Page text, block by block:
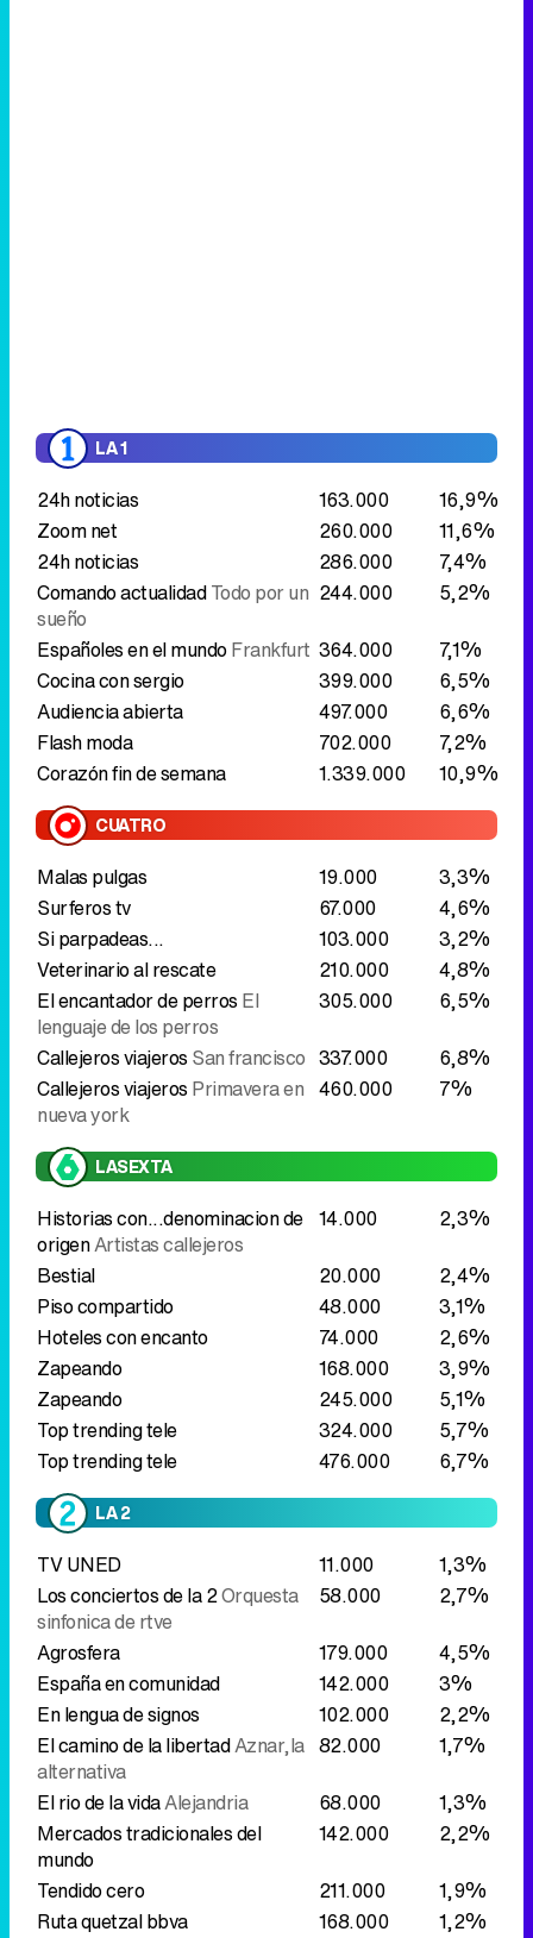
LA 1
24h noticias 163.000
16,9%
Zoom net
260.000
11,6%
24h noticias
286.000
7,4%
Comando actualidadTodo por un
sueño
244.000
5,2%
Españoles en el mundoFrankfurt 364.000
7,1%
Cocina con sergio
399.000
6,5%
Audiencia abierta
497.000
6,6%
Flash moda
702.000
7,2%
Corazón fin de semana
1.339.000 10,9%
CUATRO
Malas pulgas 19.000
3,3%
Surferos tv
67.000
4,6%
Si parpadeas...
103.000
3,2%
Veterinario al rescate
210.000
4,8%
El encantador de perros El
lenguaje de los perros
305.000
6,5%
Callejeros viajeros San francisco 337.000
6,8%
Callejeros viajeros Primavera en
nueva york
460.000 7%
LASEXTA
Historias con...denominacion de
origenArtistas callejeros
14.000
2,3%
Bestial
20.000
2,4%
Piso compartido
48.000
3,1%
Hoteles con encanto
74.000
2,6%
Zapeando
168.000
3,9%
Zapeando
245.000
5,1%
Top trending tele
324.000
5,7%
Top trending tele
476.000 6,7%
LA 2
TV UNED 11.000
1,3%
Los conciertos de la 2Orquesta
sinfonica de rtve
58.000
2,7%
Agrosfera
179.000
4,5%
España en comunidad
142.000
3%
En lengua de signos
102.000
2,2%
El camino de la libertadAznar,la
alternativa
82.000
1,7%
El rio de la vidaAlejandria 68.000
1,3%
Mercados tradicionales del
mundo
142.000
2,2%
Tendido cero
211.000
1,9%
Ruta quetzal bbva
168.000 1,2%